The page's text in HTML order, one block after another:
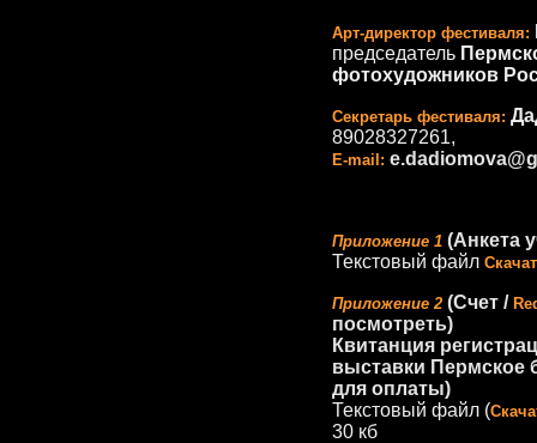
Арт-директор фестиваля:
председатель
фотохудожников
Секретарь фестиваля:
89028327261,
E-mail:
Приложение 1 (Анкета
Текстовый файл
Приложение 2 (Счет /
посмотреть)
Квитанция
выставки Пермское
для оплаты)
Текстовый файл (
30 кб